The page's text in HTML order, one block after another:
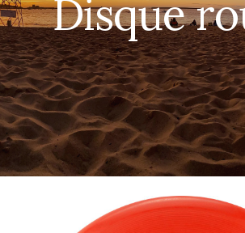
Disque